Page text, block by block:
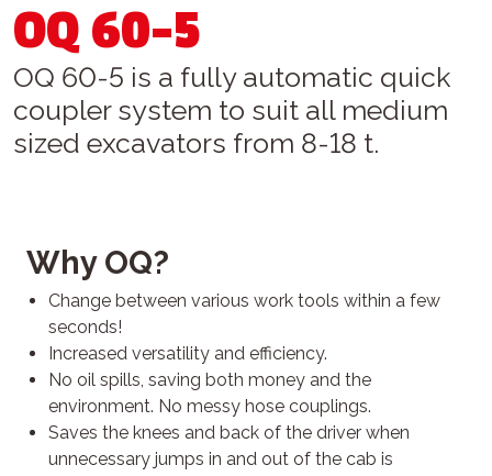
OQ 60-5
OQ 60-5 is a fully automatic quick
coupler system to suit all medium
sized excavators from 8-18 t.
Why OQ?
Change between various work tools within a few
seconds!
Increased versatility and efficiency.
No oil spills, saving both money and the
environment. No messy hose couplings.
Saves the knees and back of the driver when
unnecessary jumps in and out of the cab is